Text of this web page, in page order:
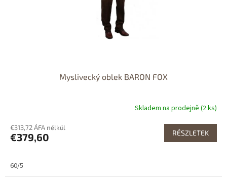
Myslivecký oblek BARON FOX
Skladem na prodejně (2 ks)
€313,72 ÁFA nélkül
€379,60 RÉSZLETEK
60/5